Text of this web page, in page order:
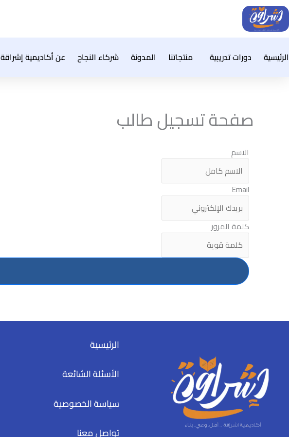
تخطي
إلى
المحتوى
الرئيسية دورات تدريبية منتجاتنا المدونة شركاء النجاح عن أكاديمية إشراقة
صفحة تسجيل طالب
الاسم
Email
كلمة المرور
الرئيسية
الأسئلة الشائعة
سياسة الخصوصية
تواصل معنا